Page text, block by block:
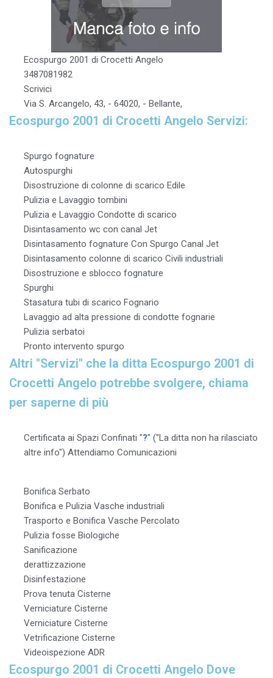
Ecospurgo 2001 di Crocetti Angelo
3487081982
Scrivici
Via S. Arcangelo, 43, - 64020, - Bellante,
Ecospurgo 2001 di Crocetti Angelo Servizi:
Spurgo fognature
Autospurghi
Disostruzione di colonne di scarico Edile
Pulizia e Lavaggio tombini
Pulizia e Lavaggio Condotte di scarico
Disintasamento wc con canal Jet
Disintasamento fognature Con Spurgo Canal Jet
Disintasamento colonne di scarico Civili industriali
Disostruzione e sblocco fognature
Spurghi
Stasatura tubi di scarico Fognario
Lavaggio ad alta pressione di condotte fognarie
Pulizia serbatoi
Pronto intervento spurgo
Altri "Servizi" che la ditta Ecospurgo 2001 di
Crocetti Angelo potrebbe svolgere, chiama
per saperne di più
Certificata ai Spazi Confinati "?" ("La ditta non ha rilasciato
altre info") Attendiamo Comunicazioni
Bonifica Serbato
Bonifica e Pulizia Vasche industriali
Trasporto e Bonifica Vasche Percolato
Pulizia fosse Biologiche
Sanificazione
derattizzazione
Disinfestazione
Prova tenuta Cisterne
Verniciature Cisterne
Verniciature Cisterne
Vetrificazione Cisterne
Videoispezione ADR
Ecospurgo 2001 di Crocetti Angelo Dove